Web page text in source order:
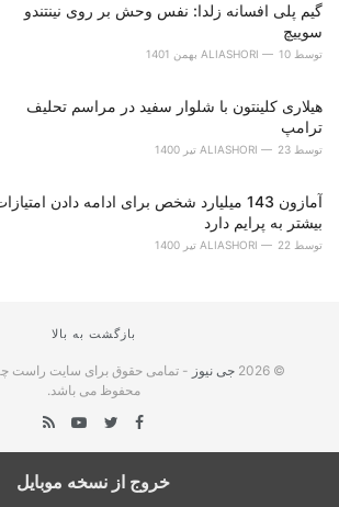
گیم پلی افسانه زلدا: نفس وحش بر روی نینتندو
سوییچ
توسط ALIASHORI 10 بهمن 1401
هیلاری کلینتون با شلوار سفید در مراسم تحلیف
ترامپ
توسط ALIASHORI 23 تیر 1400
آمازون 143 میلیارد شخص برای ادامه دادن
بیشتر به پرایم دارد
توسط ALIASHORI 22 تیر 1400
بازگشت به بالا
© 2026 جی نیوز - تمامی حقوق برای سایت راست
محفوظ می باشد.
خروج از نسخه موبایل